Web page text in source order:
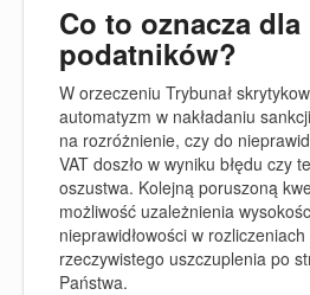
Co to oznacza dla
podatników?
W orzeczeniu Trybunał
automatyzm w nakładaniu
na rozróżnienie, czy do
VAT doszło w wyniku błędu czy
oszustwa. Kolejną poruszoną
możliwość uzależnienia
nieprawidłowości w
rzeczywistego uszczuplenia po
Państwa.